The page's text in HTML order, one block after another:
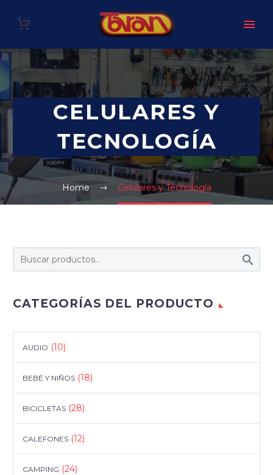
CELULARES Y
TECNOLOGÍA
Home Celulares y Tecnología

CATEGORÍAS DEL PRODUCTO
AUDIO (10)
BEBÉ Y NIÑOS (18)
BICICLETAS (28)
CALEFONES (12)
CAMPING (24)